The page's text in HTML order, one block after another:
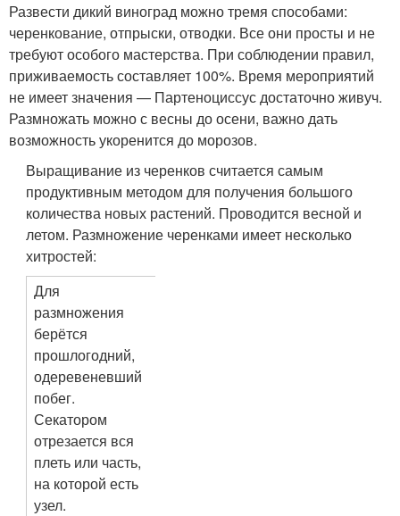
Развести дикий виноград можно тремя способами:
черенкование, отпрыски, отводки. Все они просты и не
требуют особого мастерства. При соблюдении правил,
приживаемость составляет 100%. Время мероприятий
не имеет значения — Партеноциссус достаточно живуч.
Размножать можно с весны до осени, важно дать
возможность укоренится до морозов.
Выращивание из черенков считается самым
продуктивным методом для получения большого
количества новых растений. Проводится весной и
летом. Размножение черенками имеет несколько
хитростей:
Для
размножения
берётся
прошлогодний,
одеревеневший
побег.
Секатором
отрезается вся
плеть или часть,
на которой есть
узел.